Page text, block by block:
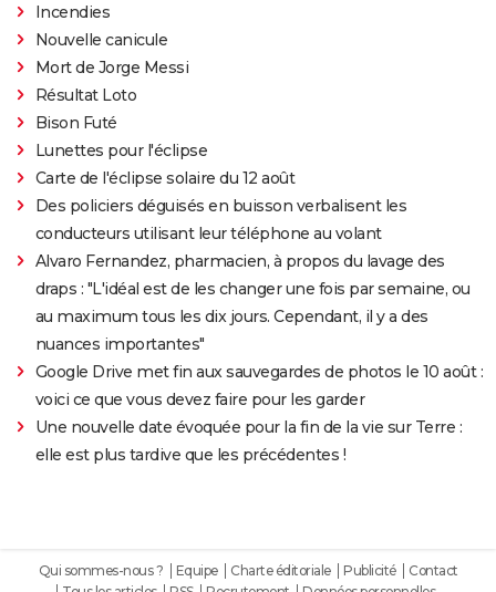
Incendies
Nouvelle canicule
Mort de Jorge Messi
Résultat Loto
Bison Futé
Lunettes pour l'éclipse
Carte de l'éclipse solaire du 12 août
Des policiers déguisés en buisson verbalisent les
conducteurs utilisant leur téléphone au volant
Alvaro Fernandez, pharmacien, à propos du lavage des
draps : "L'idéal est de les changer une fois par semaine, ou
au maximum tous les dix jours. Cependant, il y a des
nuances importantes"
Google Drive met fin aux sauvegardes de photos le 10 août :
voici ce que vous devez faire pour les garder
Une nouvelle date évoquée pour la fin de la vie sur Terre :
elle est plus tardive que les précédentes !
Qui sommes-nous ? Equipe Charte éditoriale Publicité
Contact